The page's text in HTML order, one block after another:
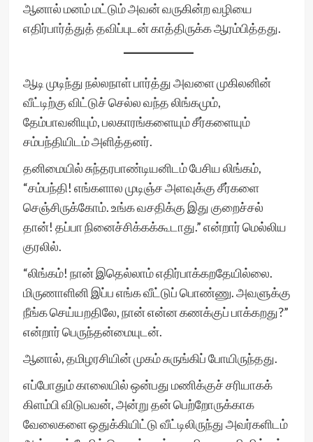
ஆனால் மனம் மட்டும் அவன் வருகின்ற வழியை
எதிர்பார்த்துத் தவிப்புடன் காத்திருக்க ஆரம்பித்தது.
ஆடி முடிந்து நல்லநாள் பார்த்து அவளை முகிலனின்
வீட்டிற்கு விட்டுச் செல்ல வந்த லிங்கமும்,
தேம்பாவனியும், பலகாரங்களையும் சீர்களையும்
சம்பந்தியிடம் அளித்தனர்.
தனிமையில் சுந்தரபாண்டியனிடம் பேசிய லிங்கம்,
“சம்பந்தி! எங்களால முடிஞ்ச அளவுக்கு சீர்களை
செஞ்சிருக்கோம். உங்க வசதிக்கு இது குறைச்சல்
தான்! தப்பா நினைச்சிக்கக்கூடாது.” என்றார் மெல்லிய
குரலில்.
“லிங்கம்! நான் இதெல்லாம் எதிர்பாக்கறதேயில்லை.
மிருணாளினி இப்ப எங்க வீட்டுப் பொண்ணு. அவளுக்கு
நீங்க செய்யறதிலே, நான் என்ன கணக்குப் பாக்கறது?”
என்றார் பெருந்தன்மையுடன்.
ஆனால், தமிழரசியின் முகம் சுருங்கிப் போயிருந்தது.
எப்போதும் காலையில் ஒன்பது மணிக்குச் சரியாகக்
கிளம்பி விடுபவன், அன்று தன் பெற்றோருக்காக
வேலைகளை ஒதுக்கியிட்டு வீட்டிலிருந்து அவர்களிடம்